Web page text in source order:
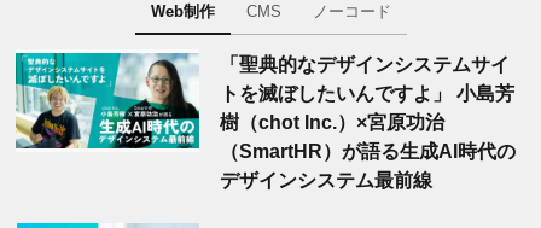
Web制作 CMS ノーコード
「聖典的なデザインシステムサイ
トを滅ぼしたいんですよ」 小島芳
樹（chot Inc.）×宮原功治
（SmartHR）が語る生成AI時代の
デザインシステム最前線